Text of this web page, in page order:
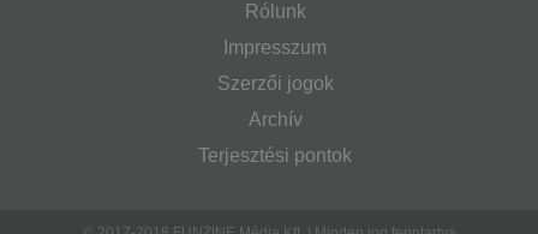
Rólunk
Impresszum
Szerzői jogok
Archív
Terjesztési pontok